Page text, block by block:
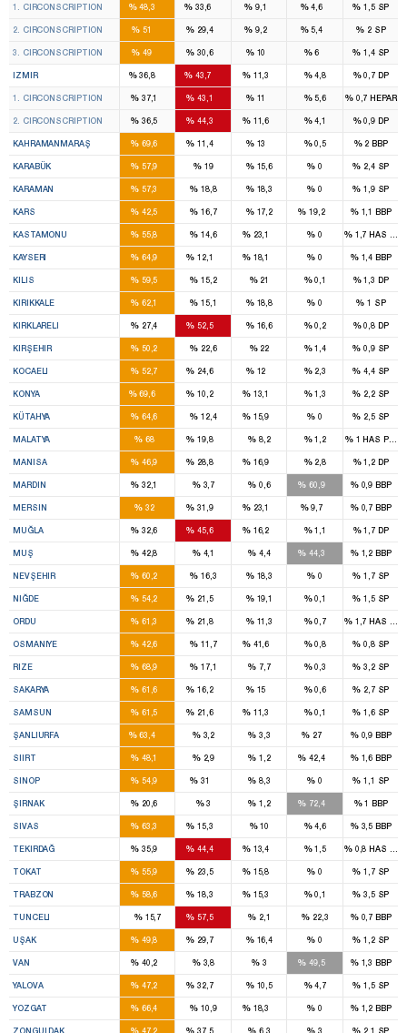
1. CIRCONSCRIPTION %48,3 %33,6 % 9,1 %4,6 % 1,5 SP
2. CIRCONSCRIPTION % 51 % 29,4 % 9,2 %5,4 %2 SP
3. CIRCONSCRIPTION % 49 % 30,6 %10 %6 % 1,4 SP
IZMIR %36,8 %43,7 %11,3 %4,8 %0,7DP
1. CIRCONSCRIPTION %37,1 % 43,1 %11 %5,6 %0,7HEPAR
2. CIRCONSCRIPTION %36,5 % 44,3 %11,6 %4,1 %0,9DP
KAHRAMANMARAŞ %69,6 % 11,4 %13 %0,5 %2BBP
KARABÜK %57,9 % 19 %15,6 % 0 % 2,4 SP
KARAMAN %57,3 % 18,8 %18,3 % 0 % 1,9 SP
KARS %42,5 % 16,7 %17,2 % 19,2 %1,1BBP
KASTAMONU %55,8 % 14,6 %23,1 % 0 %1,7HAS
KAYSERI %64,9 % 12,1 %18,1 % 0 %1,4BBP
KILIS %59,5 % 15,2 %21 %0,1 %1,3DP
KIRIKKALE %62,1 % 15,1 %18,8 % 0 %1 SP
KIRKLARELI %27,4 % 52,5 %16,6 %0,2 %0,8DP
KIRŞEHIR %50,2 % 22,6 %22 %1,4 % 0,9 SP
KOCAELI %52,7 % 24,6 %12 %2,3 % 4,4 SP
KONYA %69,6 % 10,2 %13,1 %1,3 % 2,2 SP
KÜTAHYA %64,6 % 12,4 %15,9 % 0 % 2,5 SP
MALATYA %68 % 19,8 % 8,2 %1,2 %1HAS Parti
MANISA %46,9 % 28,8 %16,9 %2,8 %1,2DP
MARDIN %32,1 %3,7 % 0,6 % 60,9 %0,9BBP
MERSIN %32 % 31,9 %23,1 %9,7 %0,7BBP
MUĞLA %32,6 % 45,6 %16,2 %1,1 %1,7DP
MUŞ %42,8 %4,1 % 4,4 % 44,3 %1,2BBP
NEVŞEHIR %60,2 % 16,3 %18,3 % 0 % 1,7 SP
NIĞDE %54,2 % 21,5 %19,1 %0,1 % 1,5 SP
ORDU %61,3 % 21,8 %11,3 %0,7 %1,7HAS
OSMANIYE %42,6 % 11,7 %41,6 %0,8 % 0,8 SP
RIZE %68,9 % 17,1 % 7,7 %0,3 % 3,2 SP
SAKARYA %61,6 % 16,2 %15 %0,6 % 2,7 SP
SAMSUN %61,5 % 21,6 %11,3 %0,1 % 1,6 SP
ŞANLIURFA %63,4 %3,2 % 3,3 % 27 %0,9BBP
SIIRT %48,1 %2,9 % 1,2 % 42,4 %1,6BBP
SINOP %54,9 % 31 % 8,3 % 0 % 1,1 SP
ŞIRNAK %20,6 %3 % 1,2 % 72,4 %1BBP
SIVAS %63,3 % 15,3 %10 %4,6 %3,5BBP
TEKIRDAĞ %35,9 % 44,4 %13,4 %1,5 %0,8HAS
TOKAT %55,9 % 23,5 %15,8 % 0 % 1,7 SP
TRABZON %58,6 % 18,3 %15,3 %0,1 % 3,5 SP
TUNCELI %15,7 % 57,5 % 2,1 % 22,3 %0,7BBP
UŞAK %49,8 % 29,7 %16,4 % 0 % 1,2 SP
VAN %40,2 %3,8 %3 % 49,5 %1,3BBP
YALOVA %47,2 % 32,7 %10,5 %4,7 % 1,5 SP
YOZGAT %66,4 % 10,9 %18,3 % 0 %1,2BBP
ZONGULDAK %47,2 % 37,5 % 6,3 % 3 % 2,1 SP